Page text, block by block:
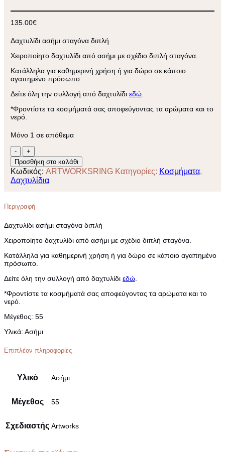
135.00€
Δαχτυλίδι ασήμι σταγόνα διπλή
Χειροποίητο δαχτυλίδι από ασήμι με σχέδιο διπλή σταγόνα.
Κατάλληλα για καθημερινή χρήση ή για δώρο σε κάποιο
αγαπημένο πρόσωπο.
Δείτε όλη την συλλογή από δαχτυλίδι εδώ.
*Φροντίστε τα κοσμήματά σας αποφεύγοντας τα αρώματα και το
νερό.
Μόνο 1 σε απόθεμα
Δαχτυλίδι
ασήμι
σταγόνα
διπλή
ποσότητα
Προσθήκη στο καλάθι
Κωδικός: ARTWORKSRING Κατηγορίες: Κοσμήματα,
Δαχτυλίδια
Περιγραφή
Δαχτυλίδι ασήμι σταγόνα διπλή
Χειροποίητο δαχτυλίδι από ασήμι με σχέδιο διπλή σταγόνα.
Κατάλληλα για καθημερινή χρήση ή για δώρο σε κάποιο αγαπημένο
πρόσωπο.
Δείτε όλη την συλλογή από δαχτυλίδι εδώ
*Φροντίστε τα κοσμήματά σας αποφεύγοντας τα αρώματα και το
νερό.
Μέγεθος: 55
Υλικά: Ασήμι
Επιπλέον πληροφορίες
Υλικό Ασήμι
Μέγεθος 55
Σχεδιαστής Artworks